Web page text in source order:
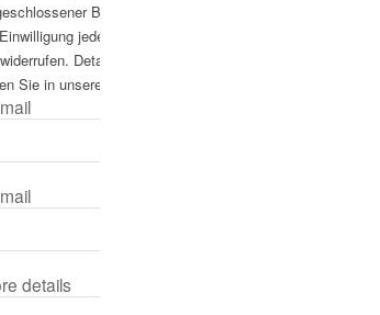
Bearbeitung Ihrer Anfrage gelöscht. Hinweis:
jederzeit für die Zukunft per E-Mail an info@der-
Detaillierte Informationen zum Umgang mit
Sie in unserer Datenschutzerklärung.
details